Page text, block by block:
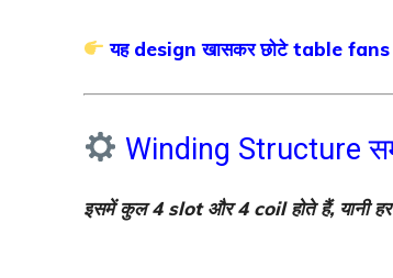
यह design खासकर छोटे table
Winding Structure
इसमें कुल 4 slot और 4 coil होते हैं, यानी